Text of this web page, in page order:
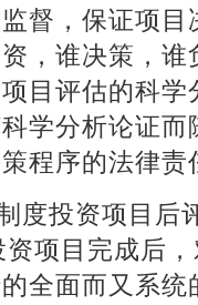
督，保证项
，谁决策，
目评估的科
学分析论证
策程序的法
度投资项目后
项目完成后
全面而又系